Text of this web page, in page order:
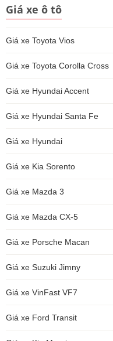
Giá xe ô tô
Giá xe Toyota Vios
Giá xe Toyota Corolla Cross
Giá xe Hyundai Accent
Giá xe Hyundai Santa Fe
Giá xe Hyundai
Giá xe Kia Sorento
Giá xe Mazda 3
Giá xe Mazda CX-5
Giá xe Porsche Macan
Giá xe Suzuki Jimny
Giá xe VinFast VF7
Giá xe Ford Transit